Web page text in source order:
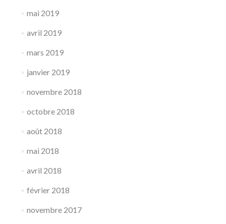
mai 2019
avril 2019
mars 2019
janvier 2019
novembre 2018
octobre 2018
août 2018
mai 2018
avril 2018
février 2018
novembre 2017